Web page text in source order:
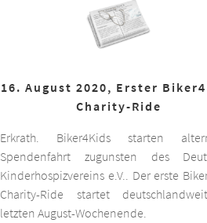
16. August 2020, Erster
Charity-Ride
Erkrath. Biker4Kids starten
Spendenfahrt zugunsten des
Kinderhospizvereins e.V.. Der erste
Charity-Ride startet
letzten August-Wochenende.